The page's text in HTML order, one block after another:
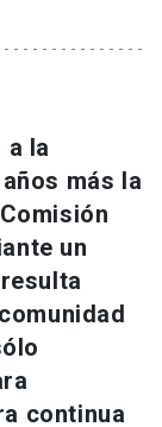
a la
más la
un
continua